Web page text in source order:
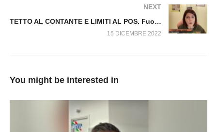
NEXT
TETTO AL CONTANTE E LIMITI AL POS. Fuori dal Virus n.381.SP
15 DICEMBRE 2022
You might be interested in